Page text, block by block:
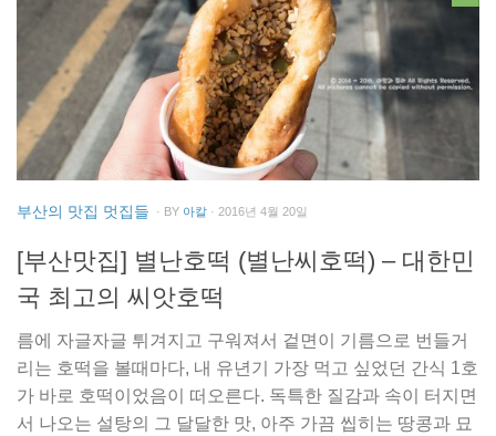
부산의 맛집 멋집들 · BY 아칼 · 2016년 4월 20일
[부산맛집] 별난호떡 (별난씨호떡) – 대한민
국 최고의 씨앗호떡
름에 자글자글 튀겨지고 구워져서 겉면이 기름으로 번들거
리는 호떡을 볼때마다, 내 유년기 가장 먹고 싶었던 간식 1호
가 바로 호떡이었음이 떠오른다. 독특한 질감과 속이 터지면
서 나오는 설탕의 그 달달한 맛, 아주 가끔 씹히는 땅콩과 묘